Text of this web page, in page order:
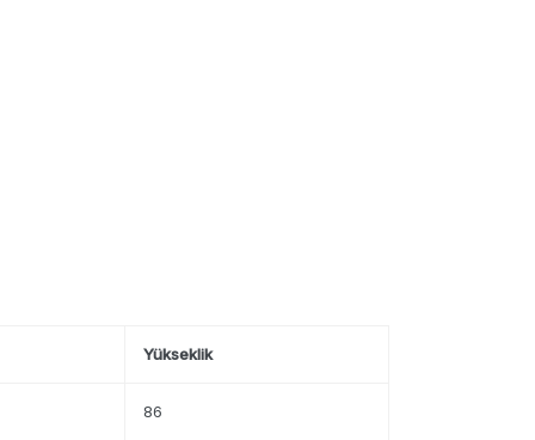
Yükseklik
86